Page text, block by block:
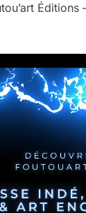
Éditions